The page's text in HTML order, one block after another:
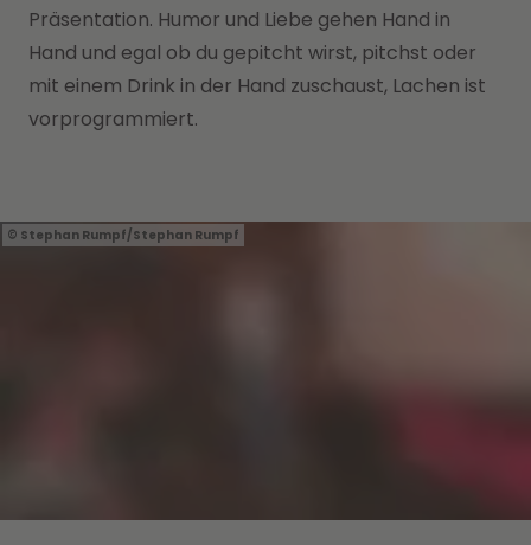
Präsentation. Humor und Liebe gehen Hand in
Hand und egal ob du gepitcht wirst, pitchst oder
mit einem Drink in der Hand zuschaust, Lachen ist
vorprogrammiert.
Stephan Rumpf/Stephan Rumpf